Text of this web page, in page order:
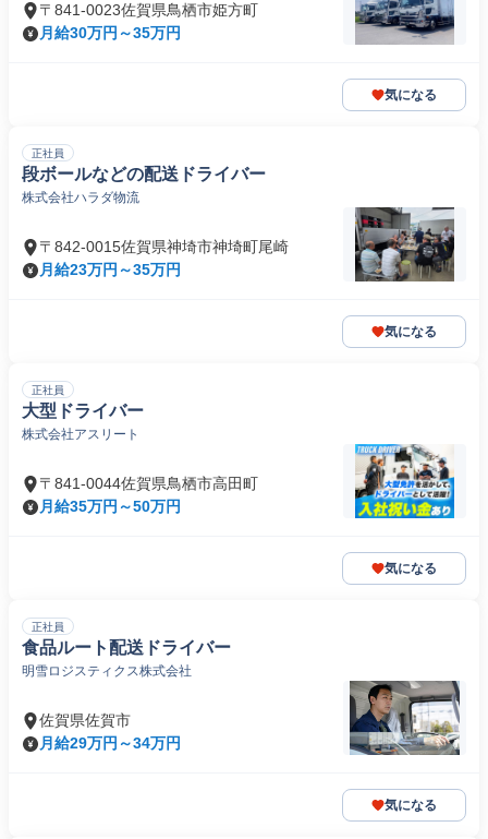
〒841-0023佐賀県鳥栖市姫方町
月給30万円～35万円
気になる
正社員
段ボールなどの配送ドライバー
株式会社ハラダ物流
〒842-0015佐賀県神埼市神埼町尾崎
月給23万円～35万円
気になる
正社員
大型ドライバー
株式会社アスリート
〒841-0044佐賀県鳥栖市高田町
月給35万円～50万円
気になる
正社員
食品ルート配送ドライバー
明雪ロジスティクス株式会社
佐賀県佐賀市
月給29万円～34万円
気になる